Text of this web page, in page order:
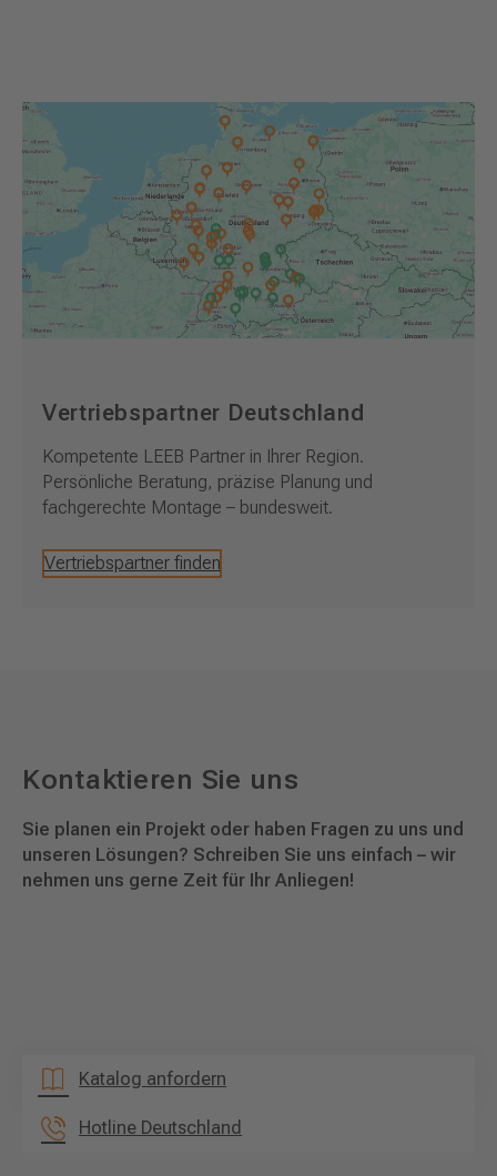
Vertriebspartner Deutschland
Kompetente LEEB Partner in Ihrer Region.
Persönliche Beratung, präzise Planung und
fachgerechte Montage – bundesweit.
Vertriebspartner finden
Kontaktieren Sie uns
Sie planen ein Projekt oder haben Fragen zu uns und
unseren Lösungen? Schreiben Sie uns einfach – wir
nehmen uns gerne Zeit für Ihr Anliegen!
Katalog anfordern
Hotline Deutschland